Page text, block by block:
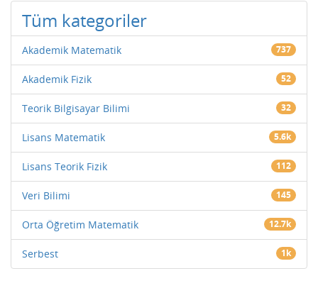
Tüm kategoriler
Akademik Matematik 737
Akademik Fizik 52
Teorik Bilgisayar Bilimi 32
Lisans Matematik 5.6k
Lisans Teorik Fizik 112
Veri Bilimi 145
Orta Öğretim Matematik 12.7k
Serbest 1k